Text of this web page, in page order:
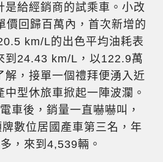
是給經銷商的試乘車。小改
價回歸百萬內，首次新增的
km/L的出色平均油耗表
到24.43 km/L，以122.9萬
解，接單一個禮拜便湧入近
型休旅車掀起一陣波瀾。
車後，銷量一直嚇嚇叫，
牌數位居國產車第三名，年
，來到4,539輛。